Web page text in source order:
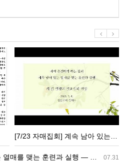
계
속
남
아
[7/23 자매집회] 계속 남아 있는 열매를 맺는 훈련과 실행 ― 새 길 실행의 필요성과 전망
07.31
과 실행 ― 교회생활을 가정으로 가져감